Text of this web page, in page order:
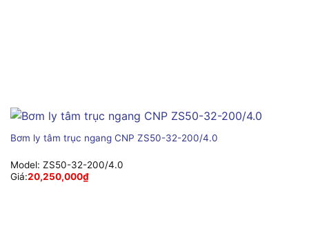
Bơm ly tâm trục ngang CNP ZS50-32-200/4.0
Model: ZS50-32-200/4.0
Giá:20,250,000₫